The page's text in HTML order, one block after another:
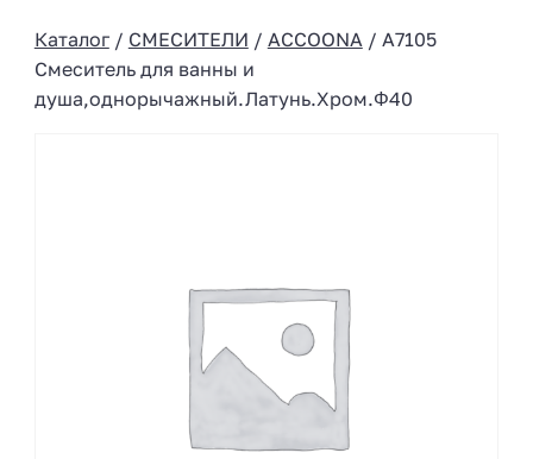
Каталог/ СМЕСИТЕЛИ / ACCOONA / A7105
Cмеситель для ванны и
душа,однорычажный.Латунь.Хром.Φ40